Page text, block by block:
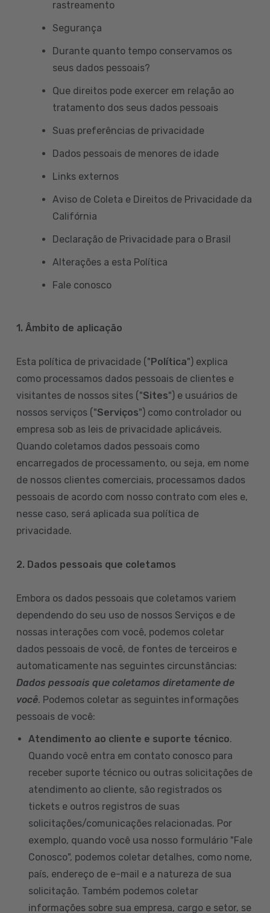
rastreamento
Segurança
Durante quanto tempo conservamos os
seus dados pessoais?
Que direitos pode exercer em relação ao
tratamento dos seus dados pessoais
Suas preferências de privacidade
Dados pessoais de menores de idade
Links externos
Aviso de Coleta e Direitos de Privacidade da
Califórnia
Declaração de Privacidade para o Brasil
Alterações a esta Política
Fale conosco
1. Âmbito de aplicação
Esta política de privacidade ("Política") explica
como processamos dados pessoais de clientes e
visitantes de nossos sites ("Sites") e usuários de
nossos serviços ("Serviços") como controlador ou
empresa sob as leis de privacidade aplicáveis.
Quando coletamos dados pessoais como
encarregados de processamento, ou seja, em nome
de nossos clientes comerciais, processamos dados
pessoais de acordo com nosso contrato com eles e,
nesse caso, será aplicada sua política de
privacidade.
2. Dados pessoais que coletamos
Embora os dados pessoais que coletamos variem
dependendo do seu uso de nossos Serviços e de
nossas interações com você, podemos coletar
dados pessoais de você, de fontes de terceiros e
automaticamente nas seguintes circunstâncias:
Dados pessoais que coletamos diretamente de
você. Podemos coletar as seguintes informações
pessoais de você:
Atendimento ao cliente e suporte técnico.
Quando você entra em contato conosco para
receber suporte técnico ou outras solicitações de
atendimento ao cliente, são registrados os
tickets e outros registros de suas
solicitações/comunicações relacionadas. Por
exemplo, quando você usa nosso formulário "Fale
Conosco", podemos coletar detalhes, como nome,
país, endereço de e-mail e a natureza de sua
solicitação. Também podemos coletar
informações sobre sua empresa, cargo e setor, se